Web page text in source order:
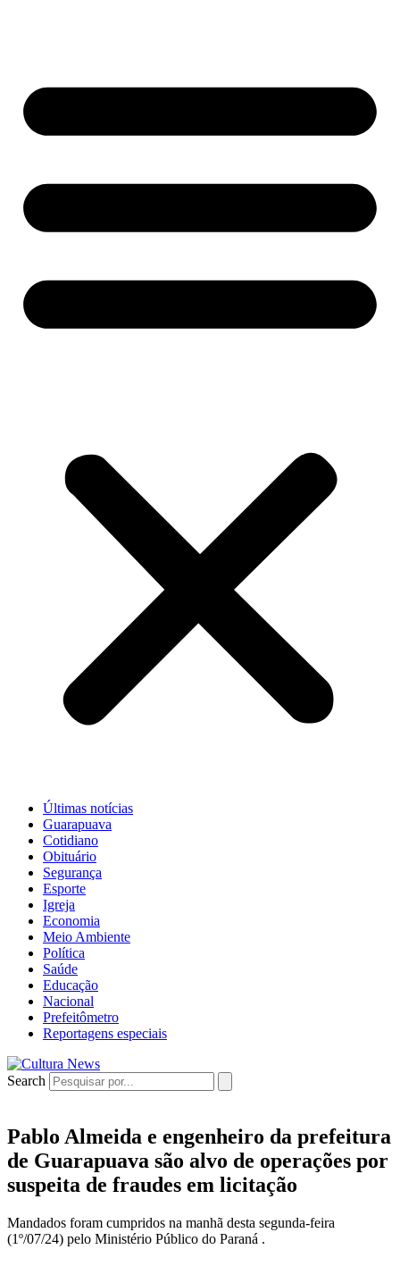
Últimas notícias
Guarapuava
Cotidiano
Obituário
Segurança
Esporte
Igreja
Economia
Meio Ambiente
Política
Saúde
Educação
Nacional
Prefeitômetro
Reportagens especiais
Search
Pablo Almeida e engenheiro da prefeitura
de Guarapuava são alvo de operações por
suspeita de fraudes em licitação
Mandados foram cumpridos na manhã desta segunda-feira
(1º/07/24) pelo Ministério Público do Paraná .